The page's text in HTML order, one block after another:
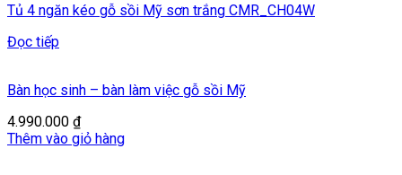
Tủ 4 ngăn kéo gỗ sồi Mỹ sơn trắng CMR_CH04W
Đọc tiếp
Bàn học sinh – bàn làm việc gỗ sồi Mỹ
4.990.000 ₫
Thêm vào giỏ hàng